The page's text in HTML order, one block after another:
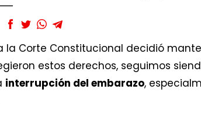
la Corte Constitucional decidió
estos derechos, seguimos
interrupción del embarazo,